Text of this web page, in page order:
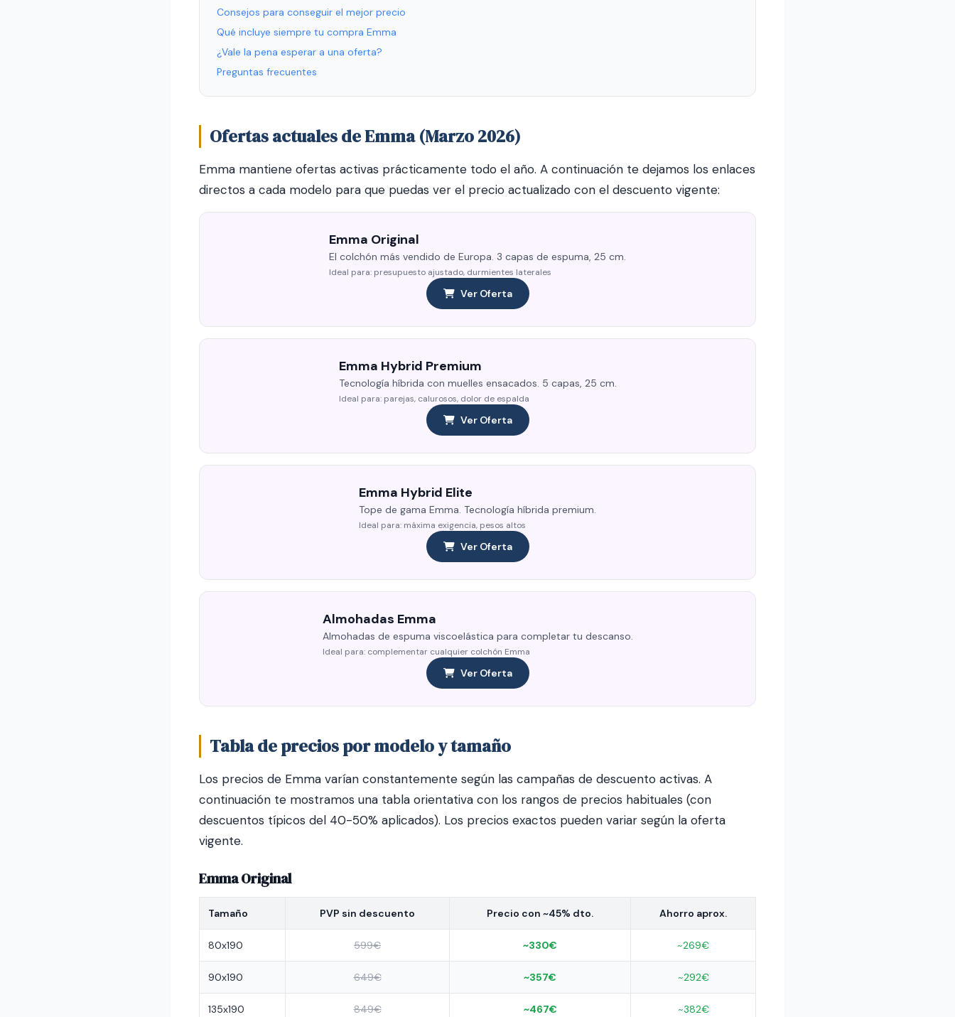
Consejos para conseguir el mejor precio
Qué incluye siempre tu compra Emma
¿Vale la pena esperar a una oferta?
Preguntas frecuentes
Ofertas actuales de Emma (Marzo 2026)
Emma mantiene ofertas activas prácticamente todo el año. A continuación te dejamos los enlaces
directos a cada modelo para que puedas ver el precio actualizado con el descuento vigente:
Emma Original
El colchón más vendido de Europa. 3 capas de espuma, 25 cm.
Ideal para: presupuesto ajustado, durmientes laterales
Ver Oferta
Emma Hybrid Premium
Tecnología híbrida con muelles ensacados. 5 capas, 25 cm.
Ideal para: parejas, calurosos, dolor de espalda
Ver Oferta
Emma Hybrid Elite
Tope de gama Emma. Tecnología híbrida premium.
Ideal para: máxima exigencia, pesos altos
Ver Oferta
Almohadas Emma
Almohadas de espuma viscoelástica para completar tu descanso.
Ideal para: complementar cualquier colchón Emma
Ver Oferta
Tabla de precios por modelo y tamaño
Los precios de Emma varían constantemente según las campañas de descuento activas. A
continuación te mostramos una tabla orientativa con los rangos de precios habituales (con
descuentos típicos del 40-50% aplicados). Los precios exactos pueden variar según la oferta
vigente.
Emma Original
Tamaño PVP sin descuento Precio con ~45% dto. Ahorro aprox.
80x190 599€ ~330€ ~269€
90x190 649€ ~357€ ~292€
135x190 849€ ~467€ ~382€